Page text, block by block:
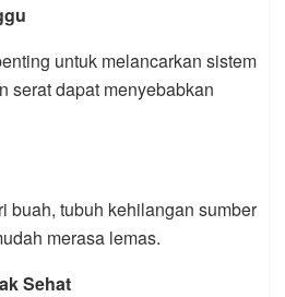
untuk melancarkan sistem
serat dapat menyebabkan
buah, tubuh kehilangan sumber
merasa lemas.
Sehat